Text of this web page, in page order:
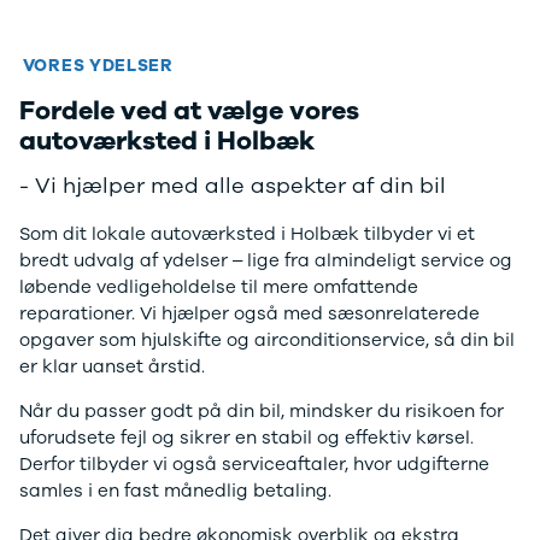
Anmeldelser
Tilbud
EC40
Privatleasing
Tilbud
EX60
Modeller
Anmeldelser
Privatleasing
Tilbud
ES90
Modeller
Anmeldelser
Privatleasing
Tilbud
Se alle Dacia
Elbil
Sandero og
Sandero
Stepway
Sandero
Stepway
Duster
Dokker
Lodgy og
Lodgy
Stepway
Lodgy
Stepway
VORES YDELSER
Fordele ved at vælge vores
autoværksted i Holbæk
- Vi hjælper med alle aspekter af din bil
Som dit lokale autoværksted i Holbæk tilbyder vi et
bredt udvalg af ydelser – lige fra almindeligt service og
løbende vedligeholdelse til mere omfattende
reparationer. Vi hjælper også med sæsonrelaterede
opgaver som hjulskifte og airconditionservice, så din bil
er klar uanset årstid.
Når du passer godt på din bil, mindsker du risikoen for
uforudsete fejl og sikrer en stabil og effektiv kørsel.
Derfor tilbyder vi også serviceaftaler, hvor udgifterne
samles i en fast månedlig betaling.